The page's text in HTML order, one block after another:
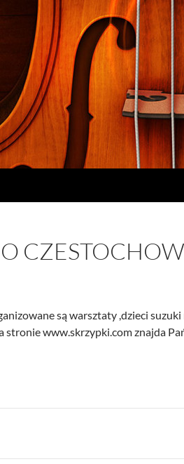
są warsztaty ,dzieci
www.skrzypki.com znajda